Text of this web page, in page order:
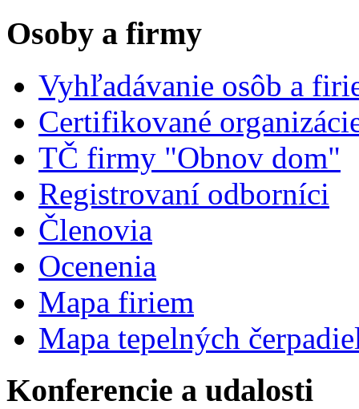
Osoby a firmy
Vyhľadávanie osôb a
Certifikované
TČ firmy "Obnov dom"
Registrovaní odborníci
Členovia
Ocenenia
Mapa firiem
Mapa tepelných
Konferencie a udalosti